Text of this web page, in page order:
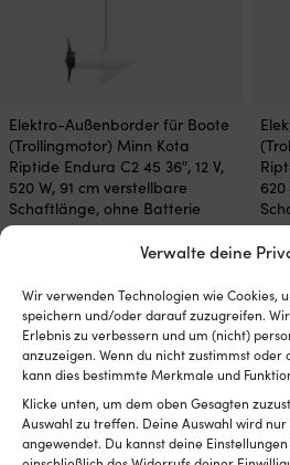
Verwalte deine
Wir verwenden Technologien wie Cookies,
speichern und/oder darauf zuzugreifen.
Erlebnis zu verbessern und um (nicht)
anzuzeigen. Wenn du nicht zustimmst oder
kann dies bestimmte Merkmale und
Klicke unten, um dem oben Gesagten
Auswahl zu treffen. Deine Auswahl wird
angewendet. Du kannst deine
Elektro-Außenborder für Boote
(Trollingmotor) Minn Kota
Riptide Endura C2 45 36″, 12 V,
520 W, 91 cm verstellbare
Schaftlänge, ohne Batterie
Preis
war:
619,99 €
Preis
ist:
549,99 €.
MwSt. inkl.